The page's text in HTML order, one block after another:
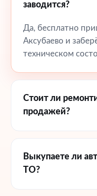
заводится?
Да, бесплатно
Аксубаево и
техническом
Стоит ли
продажей?
Выкупаете ли
ТО?